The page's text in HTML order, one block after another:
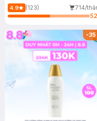
4.9 (123)
714/
52
-35